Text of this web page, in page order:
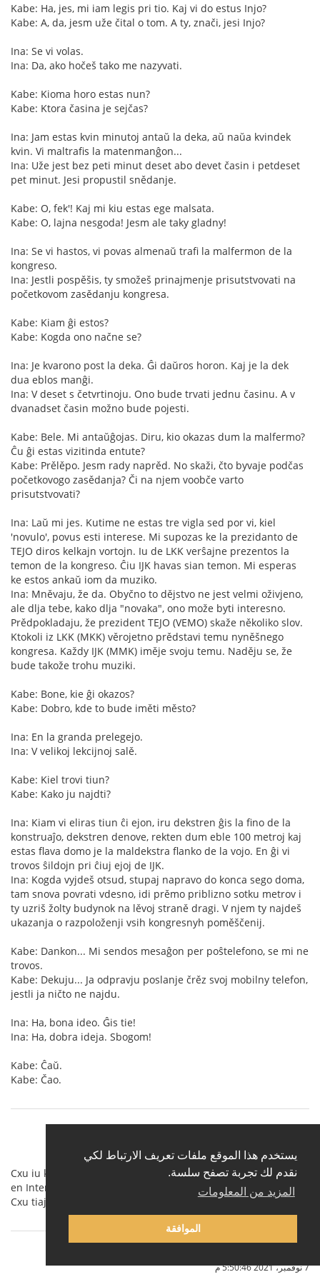
يستخدم هذا الموقع ملفات تعريف الارتباط لكي
نقدم لك تجربة تصفح سلسة.
المزيد من المعلومات
الموافقة
Kabe: Ha, jes, mi iam legis pri tio. Kaj vi do estus Injo?
Kabe: A, da, jesm uže čital o tom. A ty, znači, jesi Injo?
Ina: Se vi volas.
Ina: Da, ako hočeš tako me nazyvati.
Kabe: Kioma horo estas nun?
Kabe: Ktora časina je sejčas?
Ina: Jam estas kvin minutoj antaŭ la deka, aŭ naŭa kvindek
kvin. Vi maltrafis la matenmanĝon...
Ina: Uže jest bez peti minut deset abo devet časin i petdeset
pet minut. Jesi propustil snědanje.
Kabe: O, fek'! Kaj mi kiu estas ege malsata.
Kabe: O, lajna nesgoda! Jesm ale taky gladny!
Ina: Se vi hastos, vi povas almenaŭ trafi la malfermon de la
kongreso.
Ina: Jestli pospěšis, ty smožeš prinajmenje prisutstvovati na
početkovom zasědanju kongresa.
Kabe: Kiam ĝi estos?
Kabe: Kogda ono načne se?
Ina: Je kvarono post la deka. Ĝi daŭros horon. Kaj je la dek
dua eblos manĝi.
Ina: V deset s četvrtinoju. Ono bude trvati jednu časinu. A v
dvanadset časin možno bude pojesti.
Kabe: Bele. Mi antaŭĝojas. Diru, kio okazas dum la malfermo?
Ĉu ĝi estas vizitinda entute?
Kabe: Prělěpo. Jesm rady naprěd. No skaži, čto byvaje podčas
početkovogo zasědanja? Či na njem voobče varto
prisutstvovati?
Ina: Laŭ mi jes. Kutime ne estas tre vigla sed por vi, kiel
'novulo', povus esti interese. Mi supozas ke la prezidanto de
TEJO diros kelkajn vortojn. Iu de LKK verŝajne prezentos la
temon de la kongreso. Ĉiu IJK havas sian temon. Mi esperas
ke estos ankaŭ iom da muziko.
Ina: Mněvaju, že da. Obyčno to dějstvo ne jest velmi oživjeno,
ale dlja tebe, kako dlja "novaka", ono može byti interesno.
Prědpokladaju, že prezident TEJO (VEMO) skaže několiko slov.
Ktokoli iz LKK (MKK) věrojetno prědstavi temu nyněšnego
kongresa. Každy IJK (MMK) iměje svoju temu. Naděju se, že
bude takože trohu muziki.
Kabe: Bone, kie ĝi okazos?
Kabe: Dobro, kde to bude iměti město?
Ina: En la granda prelegejo.
Ina: V velikoj lekcijnoj salě.
Kabe: Kiel trovi tiun?
Kabe: Kako ju najdti?
Ina: Kiam vi eliras tiun ĉi ejon, iru dekstren ĝis la fino de la
konstruaĵo, dekstren denove, rekten dum eble 100 metroj kaj
estas flava domo je la maldekstra flanko de la vojo. En ĝi vi
trovos ŝildojn pri ĉiuj ejoj de IJK.
Ina: Kogda vyjdeš otsud, stupaj napravo do konca sego doma,
tam snova povrati vdesno, idi prěmo priblizno sotku metrov i
ty uzriš žolty budynok na lěvoj straně dragi. V njem ty najdeš
ukazanja o razpoloženji vsih kongresnyh poměščenij.
Kabe: Dankon... Mi sendos mesaĝon per poŝtelefono, se mi ne
trovos.
Kabe: Dekuju... Ja odpravju poslanje črěz svoj mobilny telefon,
jestli ja ničto ne najdu.
Ina: Ha, bona ideo. Ĝis tie!
Ina: Ha, dobra ideja. Sbogom!
Kabe: Ĉaŭ.
Kabe: Čao.
Cxu iu konas tiun kiu volus kun-fari jxurnalon de aktualajxoj
en Interslava?
Cxu tiaj jxurnaloj jam ekzistas?
7 نوفمبر، 2021 5:50:46 م